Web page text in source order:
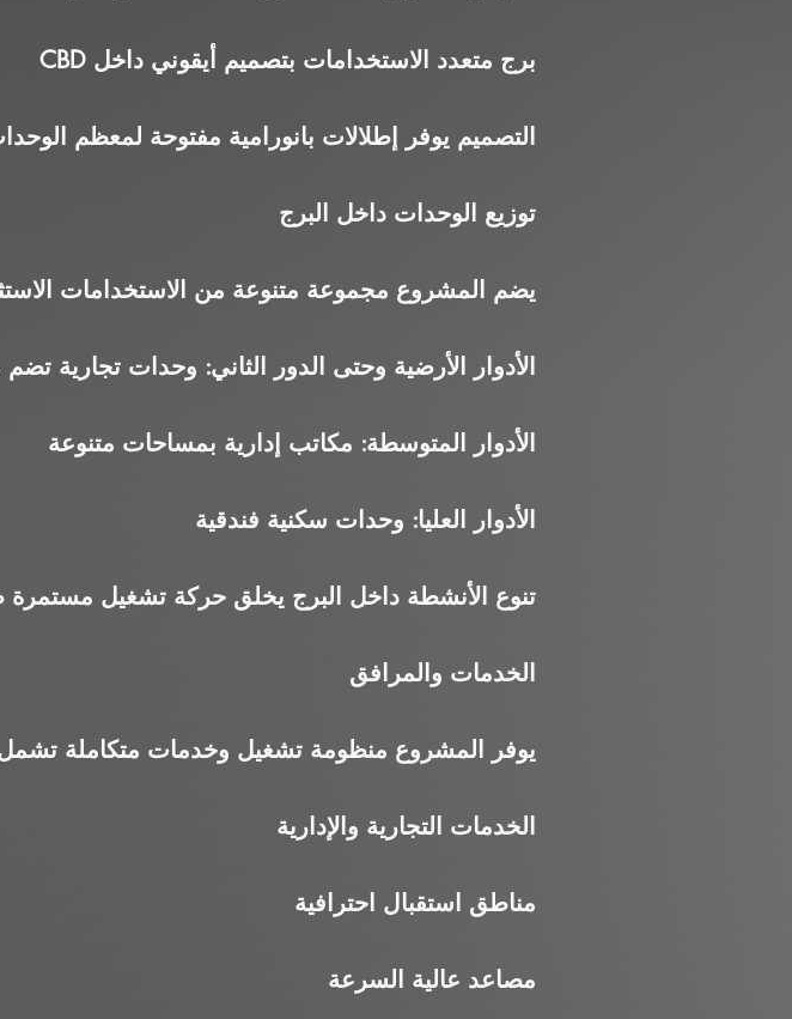
برج متعدد الاستخدامات بتصميم أيقوني داخل CBD
التصميم يوفر إطلالات بانورامية مفتوحة لمعظم
توزيع الوحدات داخل البرج
يضم المشروع مجموعة متنوعة من الاستخدامات
الأدوار الأرضية وحتى الدور الثاني: وحدات تجارية
الأدوار المتوسطة: مكاتب إدارية بمساحات متنوعة
الأدوار العليا: وحدات سكنية فندقية
تنوع الأنشطة داخل البرج يخلق حركة تشغيل مستمرة
الخدمات والمرافق
يوفر المشروع منظومة تشغيل وخدمات متكاملة
الخدمات التجارية والإدارية
مناطق استقبال احترافية
مصاعد عالية السرعة